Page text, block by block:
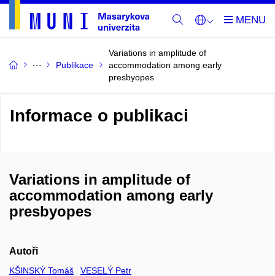
Publikace
Variations in amplitude of
accommodation among early
presbyopes
Informace o publikaci
Variations in amplitude of
accommodation among early
presbyopes
Autoři
KŠINSKÝ Tomáš VESELÝ Petr